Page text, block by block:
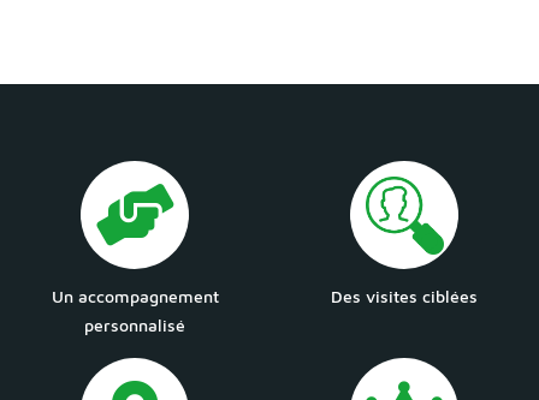
Un accompagnement
personnalisé
Des visites ciblées